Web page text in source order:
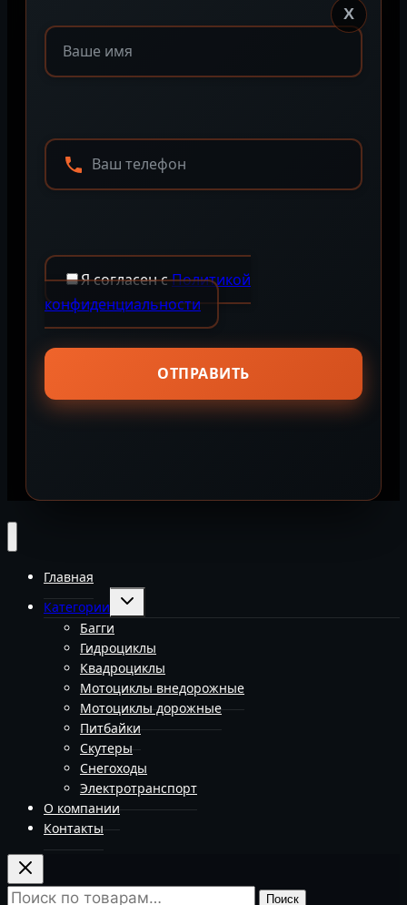
Я согласен сПолитикой
конфиденциальности
X
Главная
Категории
Переключить
Багги
Гидроциклы
Квадроциклы
Мотоциклы внедорожные
Мотоциклы дорожные
Питбайки
Скутеры
Снегоходы
Электротранспорт
О компании
Контакты
Искать: Поиск